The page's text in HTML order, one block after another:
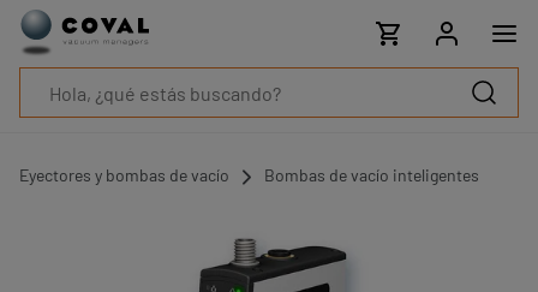
Eyectores y bombas de vacío Bombas de vacío inteligentes
Productos
Industrias
Tecnologías
Recursos